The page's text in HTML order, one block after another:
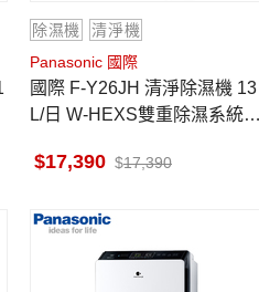
除濕機
清淨機
Panasonic 國際
國際 F-Y26JH 清淨除濕機 13
L/日 W-HEXS雙重除濕系統 n
17,390 17,390